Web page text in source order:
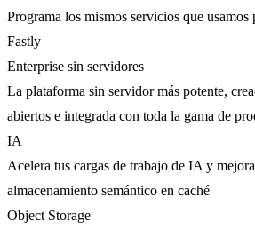
Programa los mismos servicios que usamos
Fastly
Enterprise sin servidores
La plataforma sin servidor más potente,
abiertos e integrada con toda la gama de
IA
Acelera tus cargas de trabajo de IA y
almacenamiento semántico en caché
Object Storage